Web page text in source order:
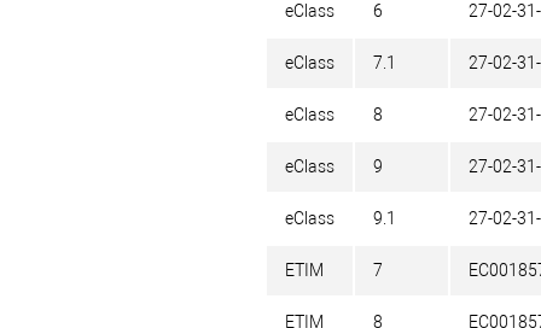
eClass 6 27-02-
eClass 7.1 27-02-
eClass 8 27-02-
eClass 9 27-02-
eClass 9.1 27-02-
ETIM 7
ETIM 8